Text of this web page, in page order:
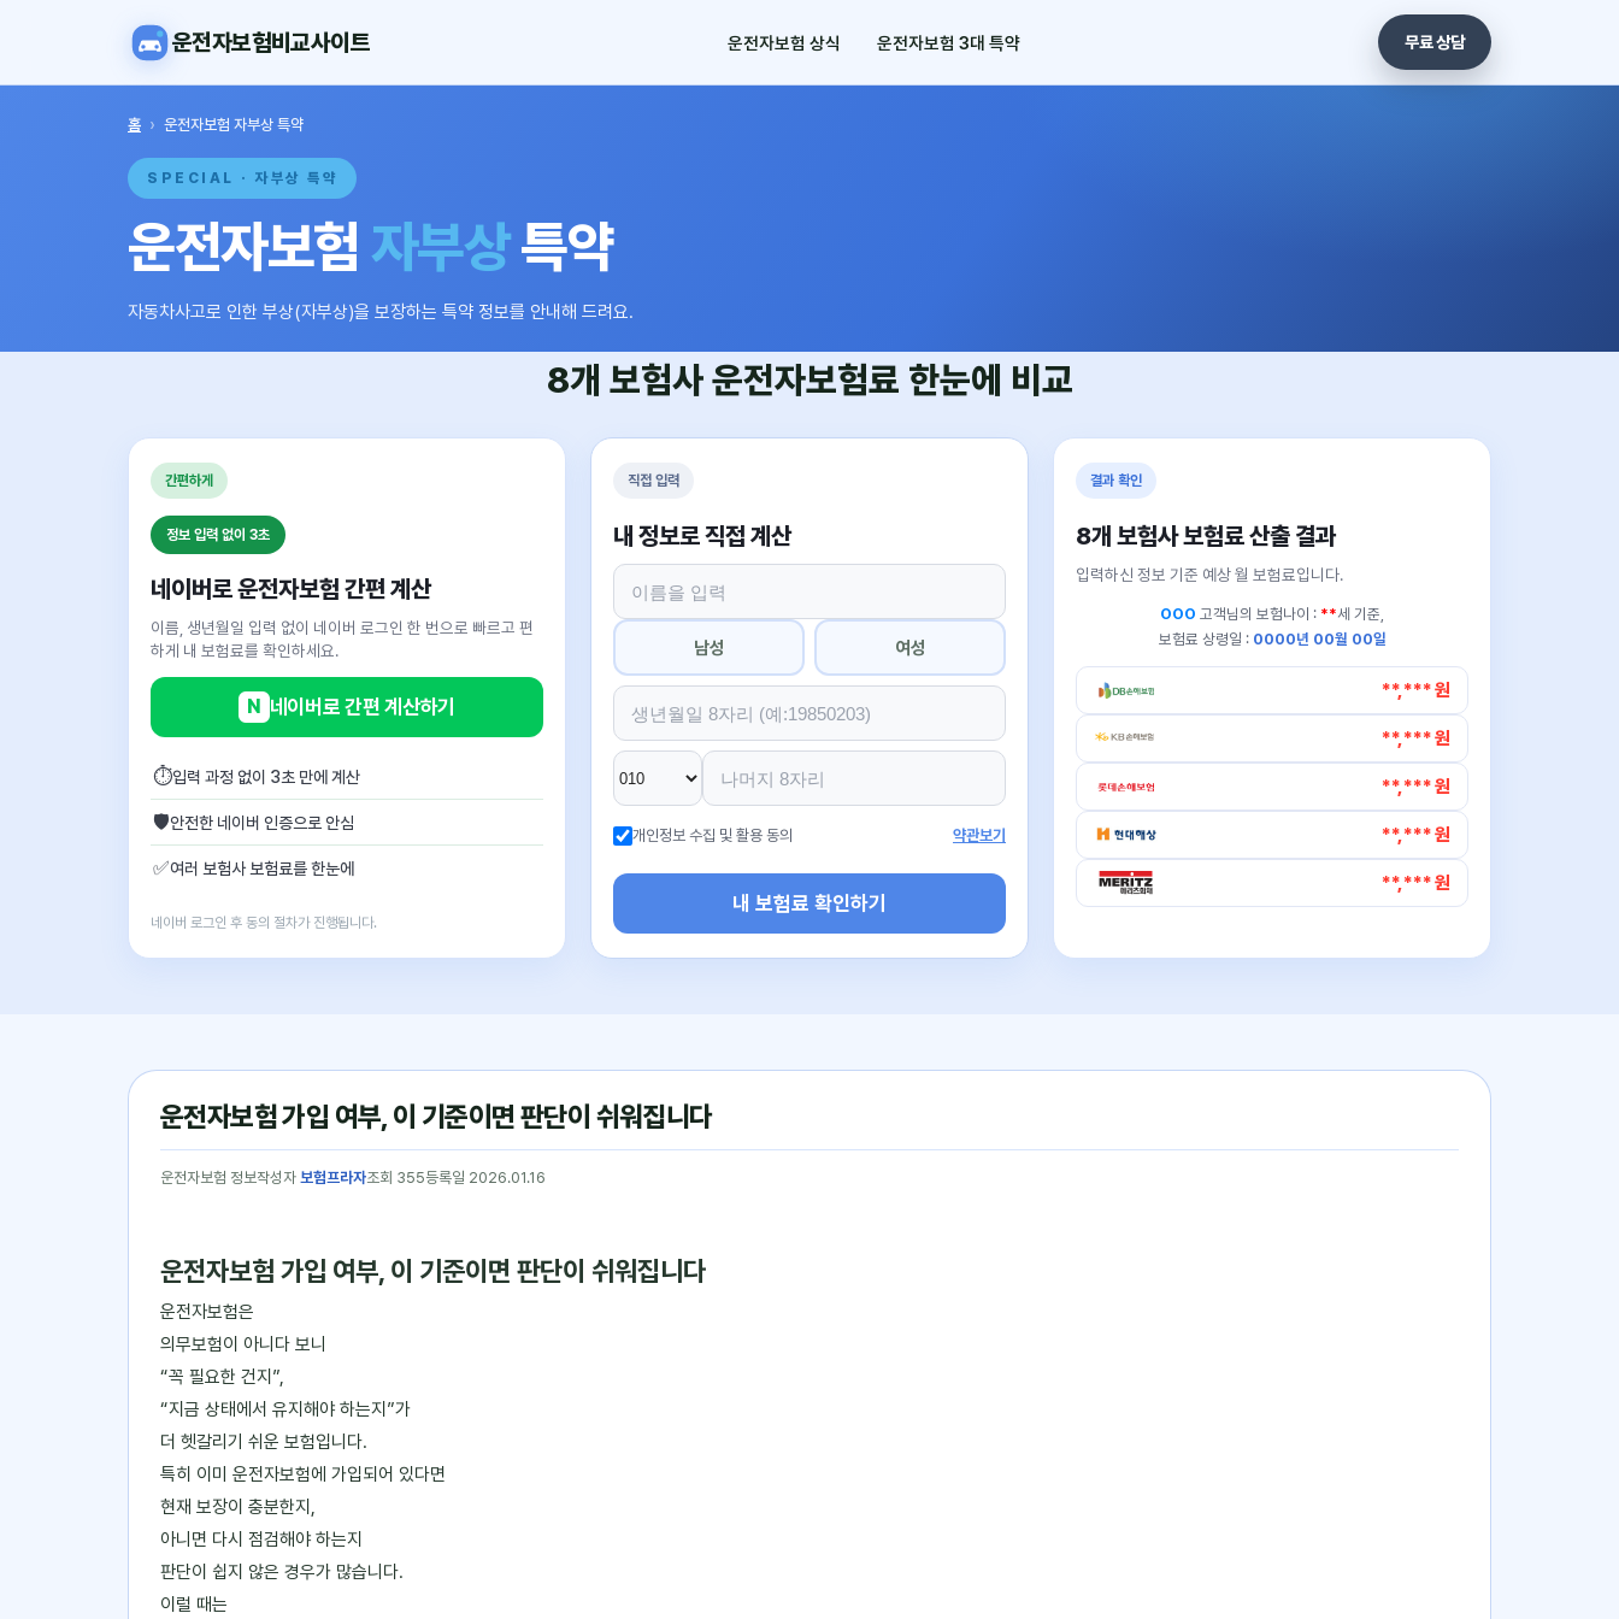
운전자보험비교사이트 운전자보험 상식 운전자보험 3대 특약 무료 상담
홈 › 운전자보험 자부상 특약
SPECIAL · 자부상 특약
운전자보험 자부상특약
자동차사고로 인한 부상(자부상)을 보장하는 특약 정보를 안내해 드려요.
8개 보험사운전자보험료 한눈에 비교
간편하게
정보 입력 없이 3초
네이버로 운전자보험 간편 계산
이름, 생년월일 입력 없이 네이버 로그인 한 번으로 빠르고 편
하게 내 보험료를 확인하세요.
N 네이버로 간편 계산하기
⏱입력 과정 없이 3초 만에 계산
🛡안전한 네이버 인증으로 안심
✅여러 보험사 보험료를 한눈에
네이버 로그인 후 동의 절차가 진행됩니다.
직접 입력
내 정보로 직접 계산
남성 여성
개인정보 수집 및 활용 동의 약관보기
내 보험료 확인하기
결과 확인
8개 보험사 보험료 산출 결과
입력하신 정보 기준 예상 월 보험료입니다.
OOO 고객님의 보험나이 : **세 기준,
보험료 상령일 : 0000년 00월 00일
**,*** 원
**,*** 원
**,*** 원
**,*** 원
**,*** 원
운전자보험 가입 여부, 이 기준이면 판단이 쉬워집니다
운전자보험 정보작성자 보험프라자조회 355등록일 2026.01.16
운전자보험 가입 여부, 이 기준이면 판단이 쉬워집니다
운전자보험은
의무보험이 아니다 보니
“꼭 필요한 건지”,
“지금 상태에서 유지해야 하는지”가
더 헷갈리기 쉬운 보험입니다.
특히 이미 운전자보험에 가입되어 있다면
현재 보장이 충분한지,
아니면 다시 점검해야 하는지
판단이 쉽지 않은 경우가 많습니다.
이럴 때는